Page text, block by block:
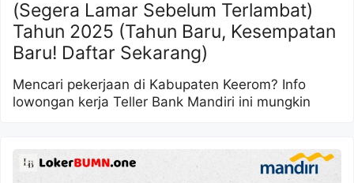
(Segera Lamar Sebelum Terlambat)
Tahun 2025 (Tahun Baru, Kesempatan
Baru! Daftar Sekarang)
Mencari pekerjaan di Kabupaten Keerom? Info
lowongan kerja Teller Bank Mandiri ini mungkin